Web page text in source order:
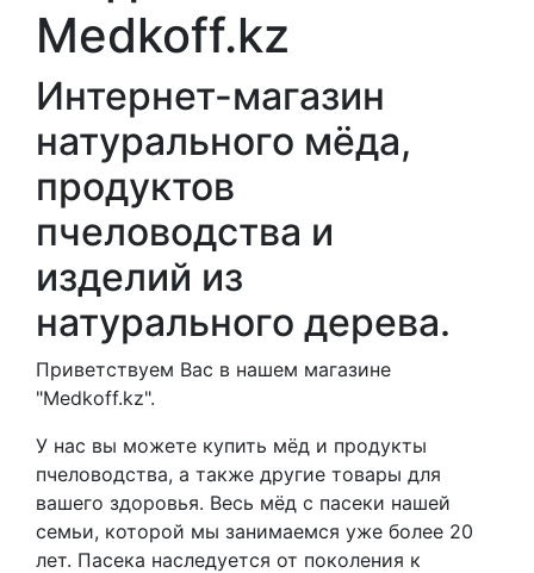
Medkoff.kz
Интернет-магазин
натурального мёда,
продуктов
пчеловодства и
изделий из
натурального дерева.
Приветствуем Вас в нашем магазине
"Medkoff.kz".
У нас вы можете купить мёд и продукты
пчеловодства, а также другие товары для
вашего здоровья. Весь мёд с пасеки нашей
семьи, которой мы занимаемся уже более 20
лет. Пасека наследуется от поколения к